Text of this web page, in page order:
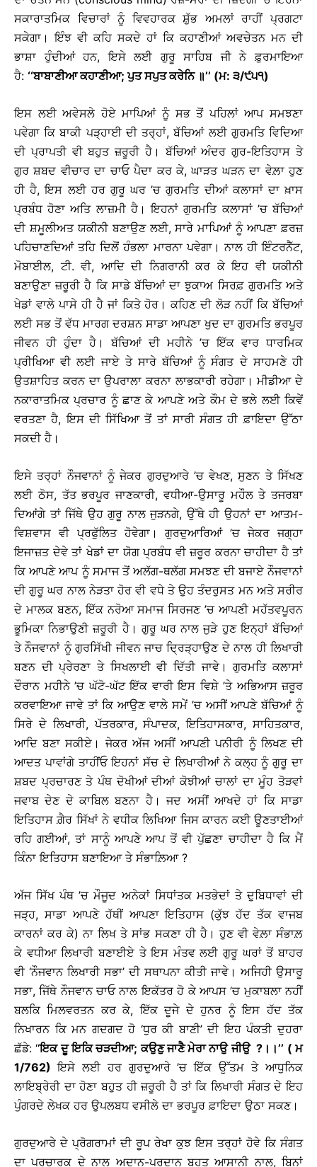
ਸਕਾਰਾਤਮਿਕ ਵਿਚਾਰਾਂ ਨੂੰ ਵਿਵਹਾਰਕ ਸ਼ੁੱਭ ਅਮਲਾਂ ਰਾਹੀਂ ਪ੍ਰਗਟਾ
ਸਕੇਗਾ। ਇੰਝ ਵੀ ਕਹਿ ਸਕਦੇ ਹਾਂ ਕਿ ਕਹਾਣੀਆਂ ਅਵਚੇਤਨ ਮਨ ਦੀ
ਭਾਸ਼ਾ ਹੁੰਦੀਆਂ ਹਨ, ਇਸੇ ਲਈ ਗੁਰੂ ਸਾਹਿਬ ਜੀ ਨੇ ਫ਼ੁਰਮਾਇਆ
ਹੈ: ‘‘ਬਾਬਾਣੀਆ ਕਹਾਣੀਆ; ਪੁਤ ਸਪੁਤ ਕਰੇਨਿ ॥’’ (ਮ: ੩/੯੫੧)
ਇਸ ਲਈ ਅਵੇਸਲੇ ਹੋਏ ਮਾਪਿਆਂ ਨੂੰ ਸਭ ਤੋਂ ਪਹਿਲਾਂ ਆਪ ਸਮਝਣਾ
ਪਵੇਗਾ ਕਿ ਬਾਕੀ ਪੜ੍ਹਾਈ ਦੀ ਤਰ੍ਹਾਂ, ਬੱਚਿਆਂ ਲਈ ਗੁਰਮਤਿ ਵਿਦਿਆ
ਦੀ ਪ੍ਰਾਪਤੀ ਵੀ ਬਹੁਤ ਜ਼ਰੂਰੀ ਹੈ। ਬੱਚਿਆਂ ਅੰਦਰ ਗੁਰ-ਇਤਿਹਾਸ ਤੇ
ਗੁਰ ਸ਼ਬਦ ਵੀਚਾਰ ਦਾ ਚਾਓ ਪੈਦਾ ਕਰ ਕੇ, ਘਾੜਤ ਘੜਨ ਦਾ ਵੇਲ਼ਾ ਹੁਣ
ਹੀ ਹੈ, ਇਸ ਲਈ ਹਰ ਗੁਰੂ ਘਰ ’ਚ ਗੁਰਮਤਿ ਦੀਆਂ ਕਲਾਸਾਂ ਦਾ ਖ਼ਾਸ
ਪ੍ਰਬੰਧ ਹੋਣਾ ਅਤਿ ਲਾਜ਼ਮੀ ਹੈ। ਇਹਨਾਂ ਗੁਰਮਤਿ ਕਲਾਸਾਂ ’ਚ ਬੱਚਿਆਂ
ਦੀ ਸ਼ਮੂਲੀਅਤ ਯਕੀਨੀ ਬਣਾਉਣ ਲਈ, ਸਾਰੇ ਮਾਪਿਆਂ ਨੂੰ ਆਪਣਾ ਫ਼ਰਜ਼
ਪਹਿਚਾਣਦਿਆਂ ਤਹਿ ਦਿਲੋਂ ਹੰਭਲਾ ਮਾਰਨਾ ਪਵੇਗਾ। ਨਾਲ ਹੀ ਇੰਟਰਨੈੱਟ,
ਮੋਬਾਈਲ, ਟੀ. ਵੀ, ਆਦਿ ਦੀ ਨਿਗਰਾਨੀ ਕਰ ਕੇ ਇਹ ਵੀ ਯਕੀਨੀ
ਬਣਾਉਣਾ ਜ਼ਰੂਰੀ ਹੈ ਕਿ ਸਾਡੇ ਬੱਚਿਆਂ ਦਾ ਝੁਕਾਅ ਸਿਰਫ਼ ਗੁਰਮਤਿ ਅਤੇ
ਖੇਡਾਂ ਵਾਲੇ ਪਾਸੇ ਹੀ ਹੈ ਜਾਂ ਕਿਤੇ ਹੋਰ। ਕਹਿਣ ਦੀ ਲੋੜ ਨਹੀਂ ਕਿ ਬੱਚਿਆਂ
ਲਈ ਸਭ ਤੋਂ ਵੱਧ ਮਾਰਗ ਦਰਸ਼ਨ ਸਾਡਾ ਆਪਣਾ ਖੁਦ ਦਾ ਗੁਰਮਤਿ ਭਰਪੂਰ
ਜੀਵਨ ਹੀ ਹੁੰਦਾ ਹੈ। ਬੱਚਿਆਂ ਦੀ ਮਹੀਨੇ ’ਚ ਇੱਕ ਵਾਰ ਧਾਰਮਿਕ
ਪ੍ਰੀਖਿਆ ਵੀ ਲਈ ਜਾਏ ਤੇ ਸਾਰੇ ਬੱਚਿਆਂ ਨੂੰ ਸੰਗਤ ਦੇ ਸਾਹਮਣੇ ਹੀ
ਉਤਸ਼ਾਹਿਤ ਕਰਨ ਦਾ ਉਪਰਾਲਾ ਕਰਨਾ ਲਾਭਕਾਰੀ ਰਹੇਗਾ। ਮੀਡੀਆ ਦੇ
ਨਕਾਰਾਤਮਿਕ ਪ੍ਰਚਾਰ ਨੂੰ ਛਾਣ ਕੇ ਆਪਣੇ ਅਤੇ ਕੌਮ ਦੇ ਭਲੇ ਲਈ ਕਿਵੇਂ
ਵਰਤਣਾ ਹੈ, ਇਸ ਦੀ ਸਿੱਖਿਆ ਤੋਂ ਤਾਂ ਸਾਰੀ ਸੰਗਤ ਹੀ ਫ਼ਾਇਦਾ ਉੱਠਾ
ਸਕਦੀ ਹੈ।
ਇਸੇ ਤਰ੍ਹਾਂ ਨੌਜਵਾਨਾਂ ਨੂੰ ਜੇਕਰ ਗੁਰਦੁਆਰੇ ’ਚ ਵੇਖਣ, ਸੁਣਨ ਤੇ ਸਿੱਖਣ
ਲਈ ਠੋਸ, ਤੱਤ ਭਰਪੂਰ ਜਾਣਕਾਰੀ, ਵਧੀਆ-ਉਸਾਰੂ ਮਹੌਲ ਤੇ ਤਜਰਬਾ
ਦਿਆਂਗੇ ਤਾਂ ਜਿੱਥੇ ਉਹ ਗੁਰੂ ਨਾਲ ਜੁੜਨਗੇ, ਉੱਥੇ ਹੀ ਉਹਨਾਂ ਦਾ ਆਤਮ-
ਵਿਸ਼ਵਾਸ ਵੀ ਪ੍ਰਫੁੱਲਿਤ ਹੋਵੇਗਾ। ਗੁਰਦੁਆਰਿਆਂ ’ਚ ਜੇਕਰ ਜਗ੍ਹਾ
ਇਜਾਜ਼ਤ ਦੇਵੇ ਤਾਂ ਖੇਡਾਂ ਦਾ ਯੋਗ ਪ੍ਰਬੰਧ ਵੀ ਜ਼ਰੂਰ ਕਰਨਾ ਚਾਹੀਦਾ ਹੈ ਤਾਂ
ਕਿ ਆਪਣੇ ਆਪ ਨੂੰ ਸਮਾਜ ਤੋਂ ਅਲੱਗ-ਥਲੱਗ ਸਮਝਣ ਦੀ ਬਜਾਏ ਨੌਜਵਾਨਾਂ
ਦੀ ਗੁਰੂ ਘਰ ਨਾਲ ਨੇੜਤਾ ਹੋਰ ਵੀ ਵਧੇ ਤੇ ਉਹ ਤੰਦਰੁਸਤ ਮਨ ਅਤੇ ਸਰੀਰ
ਦੇ ਮਾਲਕ ਬਣਨ, ਇੱਕ ਨਰੋਆ ਸਮਾਜ ਸਿਰਜਣ ’ਚ ਆਪਣੀ ਮਹੱਤਵਪੂਰਨ
ਭੂਮਿਕਾ ਨਿਭਾਉਣੀ ਜ਼ਰੂਰੀ ਹੈ। ਗੁਰੂ ਘਰ ਨਾਲ ਜੁੜੇ ਹੁਣ ਇਨ੍ਹਾਂ ਬੱਚਿਆਂ
ਤੇ ਨੌਜਵਾਨਾਂ ਨੂੰ ਗੁਰਸਿੱਖੀ ਜੀਵਨ ਜਾਚ ਦ੍ਰਿੜ੍ਹਾਉਣ ਦੇ ਨਾਲ ਹੀ ਲਿਖਾਰੀ
ਬਣਨ ਦੀ ਪ੍ਰੇਰਣਾ ਤੇ ਸਿਖਲਾਈ ਵੀ ਦਿੱਤੀ ਜਾਵੇ। ਗੁਰਮਤਿ ਕਲਾਸਾਂ
ਦੌਰਾਨ ਮਹੀਨੇ ’ਚ ਘੱਟੋ-ਘੱਟ ਇੱਕ ਵਾਰੀ ਇਸ ਵਿਸ਼ੇ ’ਤੇ ਅਭਿਆਸ ਜ਼ਰੂਰ
ਕਰਵਾਇਆ ਜਾਵੇ ਤਾਂ ਕਿ ਆਉਣ ਵਾਲੇ ਸਮੇਂ ’ਚ ਅਸੀਂ ਆਪਣੇ ਬੱਚਿਆਂ ਨੂੰ
ਸਿਰੇ ਦੇ ਲਿਖਾਰੀ, ਪੱਤਰਕਾਰ, ਸੰਪਾਦਕ, ਇਤਿਹਾਸਕਾਰ, ਸਾਹਿਤਕਾਰ,
ਆਦਿ ਬਣਾ ਸਕੀਏ। ਜੇਕਰ ਅੱਜ ਅਸੀਂ ਆਪਣੀ ਪਨੀਰੀ ਨੂੰ ਲਿਖਣ ਦੀ
ਆਦਤ ਪਾਵਾਂਗੇ ਤਾਹੀਂਓ ਇਹਨਾਂ ਸੱਚ ਦੇ ਲਿਖਾਰੀਆਂ ਨੇ ਕਲ੍ਹ ਨੂੰ ਗੁਰੂ ਦਾ
ਸ਼ਬਦ ਪ੍ਰਚਾਰਣ ਤੇ ਪੰਥ ਦੋਖੀਆਂ ਦੀਆਂ ਕੋਝੀਆਂ ਚਾਲਾਂ ਦਾ ਮੂੰਹ ਤੋੜਵਾਂ
ਜਵਾਬ ਦੇਣ ਦੇ ਕਾਬਿਲ ਬਣਨਾ ਹੈ। ਜਦ ਅਸੀਂ ਆਖਦੇ ਹਾਂ ਕਿ ਸਾਡਾ
ਇਤਿਹਾਸ ਗ਼ੈਰ ਸਿੱਖਾਂ ਨੇ ਵਧੀਕ ਲਿਖਿਆ ਜਿਸ ਕਾਰਨ ਕਈ ਊਣਤਾਈਆਂ
ਰਹਿ ਗਈਆਂ, ਤਾਂ ਸਾਨੂੰ ਆਪਣੇ ਆਪ ਤੋਂ ਵੀ ਪੁੱਛਣਾ ਚਾਹੀਦਾ ਹੈ ਕਿ ਮੈਂ
ਕਿੰਨਾ ਇਤਿਹਾਸ ਬਣਾਇਆ ਤੇ ਸੰਭਾਲ਼ਿਆ ?
ਅੱਜ ਸਿੱਖ ਪੰਥ ’ਚ ਮੌਜੂਦ ਅਨੇਕਾਂ ਸਿਧਾਂਤਕ ਮਤਭੇਦਾਂ ਤੇ ਦੁਬਿਧਾਵਾਂ ਦੀ
ਜੜ੍ਹ, ਸਾਡਾ ਆਪਣੇ ਹੱਥੀਂ ਆਪਣਾ ਇਤਿਹਾਸ (ਕੁੱਝ ਹੱਦ ਤੱਕ ਵਾਜਬ
ਕਾਰਨਾਂ ਕਰ ਕੇ) ਨਾ ਲਿਖ ਤੇ ਸਾਂਭ ਸਕਣਾ ਹੀ ਹੈ। ਹੁਣ ਵੀ ਵੇਲ਼ਾ ਸੰਭਾਲ਼
ਕੇ ਵਧੀਆ ਲਿਖਾਰੀ ਬਣਾਈਏ ਤੇ ਇਸ ਮੰਤਵ ਲਈ ਗੁਰੂ ਘਰਾਂ ਤੋਂ ਬਾਹਰ
ਵੀ ‘ਨੌਜਵਾਨ ਲਿਖਾਰੀ ਸਭਾ’ ਦੀ ਸਥਾਪਨਾ ਕੀਤੀ ਜਾਵੇ। ਅਜਿਹੀ ਉਸਾਰੂ
ਸਭਾ, ਜਿੱਥੇ ਨੌਜਵਾਨ ਚਾਓ ਨਾਲ ਇਕੱਤਰ ਹੋ ਕੇ ਆਪਸ ’ਚ ਮੁਕਾਬਲਾ ਨਹੀਂ
ਬਲਕਿ ਮਿਲਵਰਤਨ ਕਰ ਕੇ, ਇੱਕ ਦੂਜੇ ਦੇ ਹੁਨਰ ਨੂੰ ਇਸ ਹੱਦ ਤੱਕ
ਨਿਖਾਰਨ ਕਿ ਮਨ ਗਦਗਦ ਹੋ ‘ਧੁਰ ਕੀ ਬਾਣੀ’ ਦੀ ਇਹ ਪੰਕਤੀ ਦੁਹਰਾ
ਛੱਡੇ: ‘‘ਇਕ ਦੂ ਇਕਿ ਚੜਦੀਆ; ਕਉਣੁ ਜਾਣੈ ਮੇਰਾ ਨਾਉ ਜੀਉ ?।।’’ ( ਮ
1/762)ਇਸੇ ਲਈ ਹਰ ਗੁਰਦੁਆਰੇ ’ਚ ਇੱਕ ਉੱਤਮ ਤੇ ਆਧੁਨਿਕ
ਲਾਇਬ੍ਰੇਰੀ ਦਾ ਹੋਣਾ ਬਹੁਤ ਹੀ ਜ਼ਰੂਰੀ ਹੈ ਤਾਂ ਕਿ ਲਿਖਾਰੀ ਸੰਗਤ ਦੇ ਇਹ
ਪੁੰਗਰਦੇ ਲੇਖਕ ਹਰ ਉਪਲਬਧ ਵਸੀਲੇ ਦਾ ਭਰਪੂਰ ਫ਼ਾਇਦਾ ਉਠਾ ਸਕਣ।
ਗੁਰਦੁਆਰੇ ਦੇ ਪ੍ਰੋਗਰਾਮਾਂ ਦੀ ਰੂਪ ਰੇਖਾ ਕੁਝ ਇਸ ਤਰ੍ਹਾਂ ਹੋਵੇ ਕਿ ਸੰਗਤ
ਦਾ ਪ੍ਰਚਾਰਕ ਦੇ ਨਾਲ ਅਦਾਨ-ਪ੍ਰਦਾਨ ਬਹੁਤ ਆਸਾਨੀ ਨਾਲ, ਬਿਨਾਂ